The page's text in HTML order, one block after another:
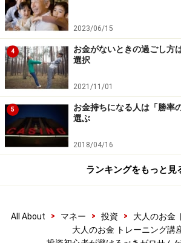
2023/06/15
4
お金がないときの過ごし方
選択
2021/11/01
5
お金持ちになる人は「勝率
選ぶ
2018/04/16
ランキングをもっと見
All About > マネー > 投資 > 大人のお金
大人のお金 トレーニング講